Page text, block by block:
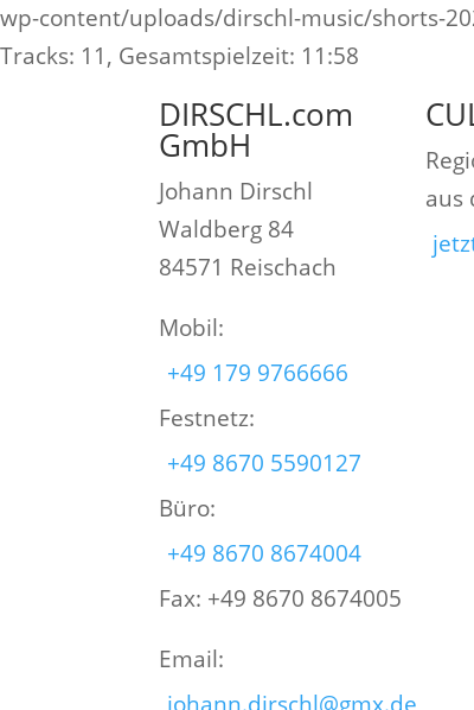
wp-content/uploads/dirschl-music/shorts-
Tracks: 11, Gesamtspielzeit: 11:58
DIRSCHL.com
GmbH
Johann Dirschl
Waldberg 84
84571 Reischach
Mobil:
+49 179 9766666
Festnetz:
+49 8670 5590127
Büro:
+49 8670 8674004
Fax: +49 8670 8674005
Email:
johann.dirschl@gmx.de
aus